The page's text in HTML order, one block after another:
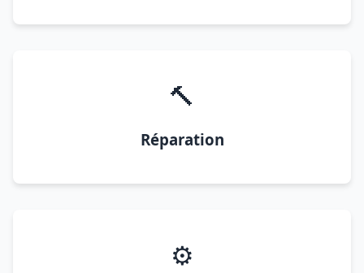
🔨
Réparation
⚙️